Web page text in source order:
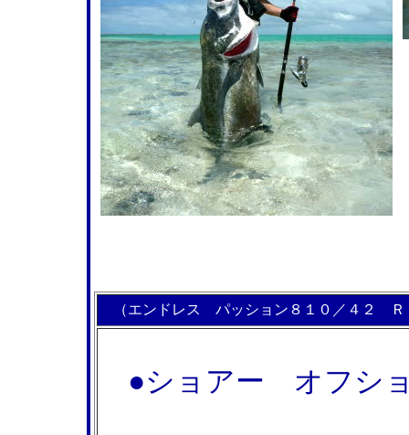
（エンドレス パッション８１０／４２ Ｒ
●ショアー オフシ